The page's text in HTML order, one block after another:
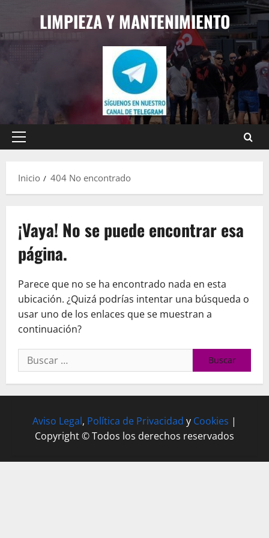
contenido
LIMPIEZA Y MANTENIMIENTO
Menú
Inicio
404 No encontrado
¡Vaya! No se puede encontrar esa
página.
Parece que no se ha encontrado nada en esta
ubicación. ¿Quizá podrías intentar una búsqueda o
usar uno de los enlaces que se muestran a
continuación?
Buscar:
Aviso Legal, Política de Privacidad y Cookies |
Copyright © Todos los derechos reservados